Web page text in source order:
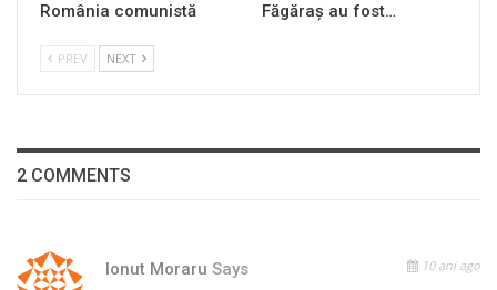
România comunistă
Făgăraș au fost…
PREV NEXT
2 COMMENTS
Ionut Moraru Says 10 ani ago